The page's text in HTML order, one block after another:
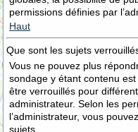
permissions définies par
Haut
Que sont les sujets
Vous ne pouvez plus
sondage y étant contenu
être verrouillés pour
administrateur. Selon les
l’administrateur, vous
sujets.